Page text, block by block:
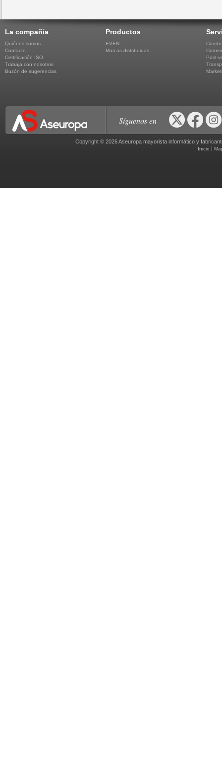
La compañía
Quiénes somos
Contacto
Certificación ISO
Trabaja con nosotros
Buzón de sugerencias
Productos
EVEN
Marcas distribuidas
Post-
Síguenos en
Copyright © 2026 Aseuropa mayorista informático y
Inicio |